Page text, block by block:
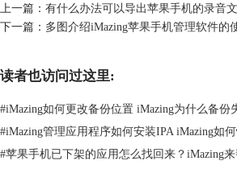
的丢失；二是系统盘一般空间不大，存储文件
度。
上一篇： 有什么办法可以导出苹果手机的录音
下一篇： 多图介绍iMazing苹果手机管理软件的
读者也访问过这里:
#iMazing如何更改备份位置 iMazing为什么备份
#iMazing管理应用程序如何安装IPA iMazing如
#苹果手机已下架的应用怎么找回来？iMazing